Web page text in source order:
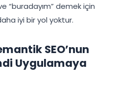
“buradayım” demek için
iyi bir yol yoktur.
SEO’nun
Uygulamaya